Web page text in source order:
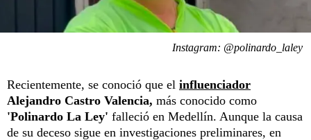
Instagram: @polinardo_laley
Recientemente, se conoció que el influenciador
Alejandro Castro Valencia, más conocido como
'Polinardo La Ley' falleció en Medellín. Aunque la causa
de su deceso sigue en investigaciones preliminares, en